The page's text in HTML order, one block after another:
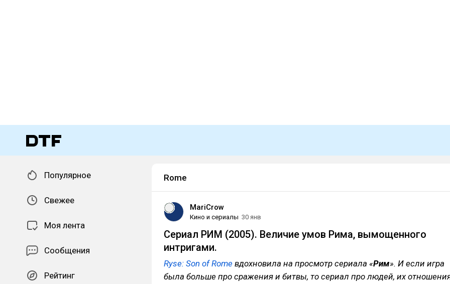
Популярное
Свежее
Моя лента
Сообщения
Рейтинг
Rome
MariCrow
Кино и сериалы 30 янв
Сериал РИМ (2005). Величие умов Рима, вымощенного
интригами.
Ryse: Son of Rome вдохновила на просмотр сериала «Рим». И если игра
была больше про сражения и битвы, то сериал про людей, их